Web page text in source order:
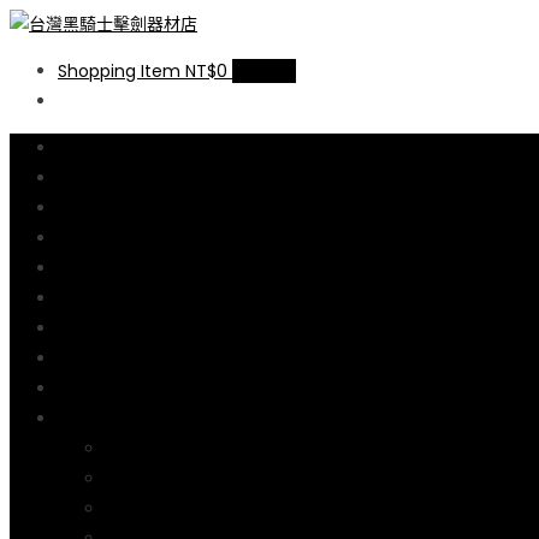
台灣黑騎士擊劍器材店
提供專業FENCING擊劍器材,擊劍器材報價,西洋劍設備,軍刀,鈍劍,銳劍,
Shopping Item NT$0